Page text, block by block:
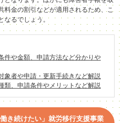
料金の割引などが適用されるため、こ
なるでしょう。
件や金額、申請方法など分かりや
象者や申請・更新手続きなど解説
類、申請条件やメリットなど解説
き続けたい」就労移行支援事業